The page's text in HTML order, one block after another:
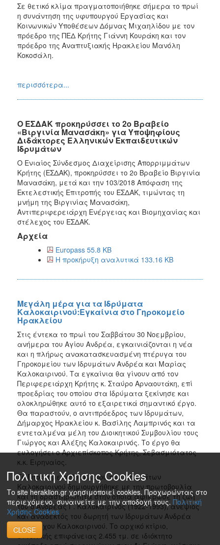
Σε θετικό κλίμα πραγματοποιήθηκε σήμερα το πρωί
η συνάντηση της υφυπουργού Εργασίας και
Κοινωνικών Υποθέσεων Δόμνας Μιχαηλίδου με τον
πρόεδρο της ΠΕΔ Κρήτης Γιάννη Κουράκη και τον
πρόεδρο της Αναπτυξιακής Ηρακλείου Μανόλη
Κοκοσάλη.
περισσότερα...
Ο ΕΣΔΑΚ προκηρύσσει το 2ο Βραβείο
«Βιργινία Μανασάκη» για Υποψηφίους
Διδάκτορες Ελληνικών Εκπαιδευτικών
Ιδρυμάτων
Ο Ενιαίος Σύνδεσμος Διαχείρισης Απορριμμάτων
Κρήτης (ΕΣΔΑΚ), προκηρύσσει το 2ο Βραβείο Βιργινία
Μανασάκη, μετά και την 103/2018 Απόφαση της
Εκτελεστικής Επιτροπής του ΕΣΔΑΚ, τιμώντας τη
μνήμη της Βιργινίας Μανασάκη,
Αντιπεριφερειάρχη Ενέργειας και Βιομηχανίας και
στέλεχος του ΕΣΔΑΚ.
Αρχεία
Europass 55.8 KB
Η προκήρυξη αναλυτικά 133.16 KB
Μεγάλη μέρα για τα Ιδρύματα
Καλοκαιρινού:Εγκαίνια στο Γηροκομείο
Ηρακλείου
Στις έντεκα το πρωί του Σαββάτου 30 Νοεμβρίου,
ανήμερα του Αγίου Ανδρέα, εγκαινιάζονται η νέα
και η πλήρως ανακατασκευασμένη πτέρυγα του
Γηροκομείου των Ιδρυμάτων Ανδρέα και Μαρίας
Καλοκαιρινού. Τα εγκαίνια θα γίνουν από τον
Περιφερειάρχη Κρήτης κ. Σταύρο Αρναουτάκη, επί
προεδρίας του οποίου στα Ιδρύματα ξεκίνησε και
ολοκληρώθηκε αυτό το εξαιρετικά σημαντικό έργο.
Θα παραστούν, ο αντιπρόεδρος των Ιδρυμάτων,
Δήμαρχος Ηρακλείου κ. Βασίλης Λαμπρινός και τα
εντεταλμένα μέλη του Διοικητικού Συμβουλίου τους
Γιώργος και Αλέξης Καλοκαιρινός. Το έργο θα
ευλογήσει ο Αρχιεπίσκοπος Κρήτης, Σεβασμιότατος
κ.κ. Ειρηναίος.
Το Γηροκομείο Ηρακλείου των Ιδρυμάτων
Καλοκαιρινού δημιουργήθηκε με την πρωτοβουλία
και τη δραστηριότητα στην οποία αφιέρωσε τη ζωή
του ο Ανδρέας Γ. Καλοκαιρινός (1922-1993), ανεψιός
και αναδεκτός του δωρητή των Ιδρυμάτων Ανδρέα
Λυσιμάχου Καλοκαιρινού. Το αρχικό κτίριο,
συνολικής επιφάνειας 2.455 τμ. σε ιδιόκτητο
Πολιτική Χρήσης Cookies
Το site heraklion.gr χρησιμοποιεί cookies. Προχωρώντας στο
περιεχόμενο, συναινείτε με την αποδοχή τους. Πολιτική
Χρήσης Cookies
CLOSE